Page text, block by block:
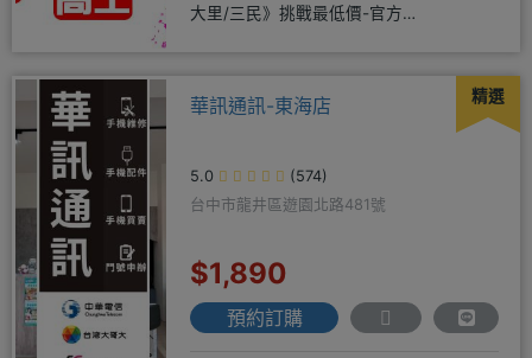
大里/三民》挑戰最低價-官方
精選
華訊通訊-東海店
5.0
(574)
台中市龍井區遊園北路481號
$1,890
預約訂購